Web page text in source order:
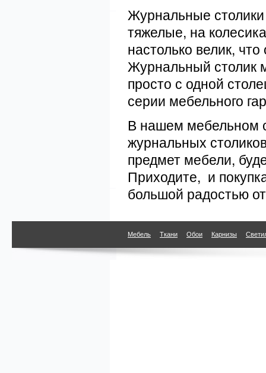
Журнальные
тяжелые, на
настолько велик,
Журнальный столик
просто с одной
серии мебельного
В нашем мебельном
журнальных
предмет мебели,
Приходите, и
большой радостью
Мебель Ткани Обои Карнизы